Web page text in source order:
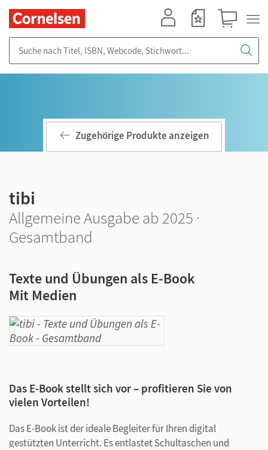
Zugehörige Produkte anzeigen
tibi
Allgemeine Ausgabe ab 2025 ·
Gesamtband
Texte und Übungen als E-Book
Mit Medien
Das E-Book stellt sich vor – profitieren Sie von
vielen Vorteilen!
Das E-Book ist der ideale Begleiter für Ihren digital
gestützten Unterricht. Es entlastet Schultaschen und